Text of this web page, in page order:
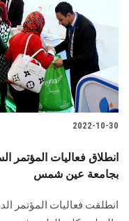
2022-10-30
انطلاق فعاليات المؤتمر
بجامعة عين شمس
انطلقت فعاليات المؤتمر